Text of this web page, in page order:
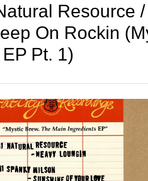
Resource
On Rockin
Pt. 1)